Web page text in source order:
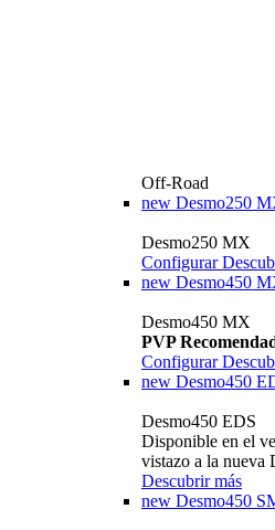
Off-Road
new Desmo250
Desmo250 MX
Configurar
new Desmo450
Desmo450 MX
PVP
Configurar
new Desmo450
Desmo450 EDS
Disponible en el
vistazo a la nueva
Descubrir más
new Desmo450